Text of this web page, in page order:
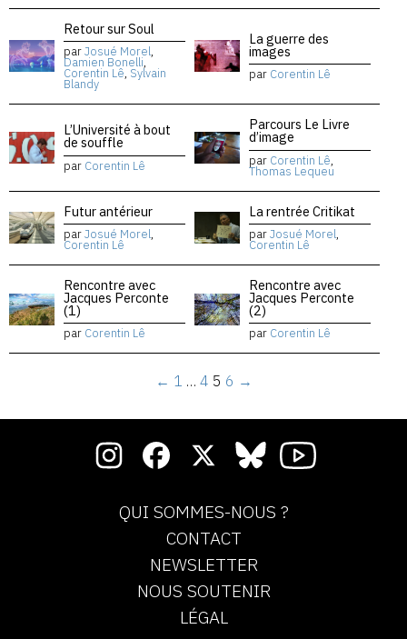
Retour sur Soul
parJosué Morel,
Damien Bonelli,
Corentin Lê, Sylvain
Blandy
La guerre des
images
par Corentin Lê
L’Université à bout
de souffle
par Corentin Lê
Parcours Le Livre
d’image
par Corentin Lê,
Thomas Lequeu
Futur antérieur
parJosué Morel,
Corentin Lê
La rentrée Critikat
parJosué Morel,
Corentin Lê
Rencontre avec
Jacques Perconte
(1)
par Corentin Lê
Rencontre avec
Jacques Perconte
(2)
par Corentin Lê
← 1 … 4 5 6 →
QUI SOMMES-NOUS ?
CONTACT
NEWSLETTER
NOUS SOUTENIR
LÉGAL